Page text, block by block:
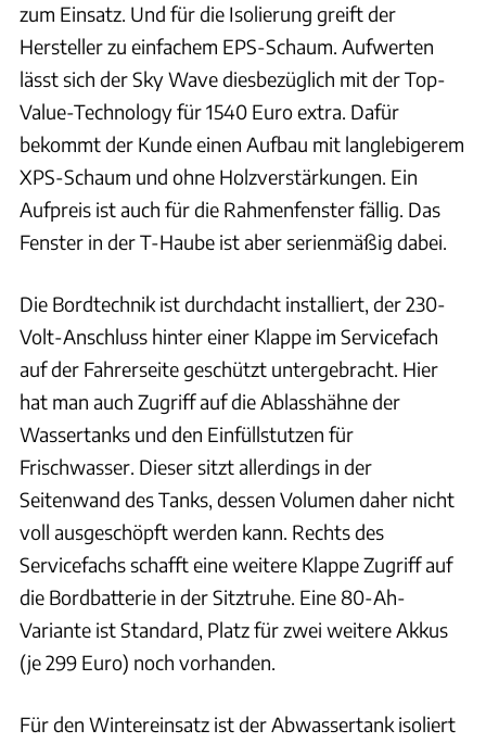
zum Einsatz. Und für die Isolierung greift der
Hersteller zu einfachem EPS-Schaum. Aufwerten
lässt sich der Sky Wave diesbezüglich mit der Top-
Value-Technology für 1540 Euro extra. Dafür
bekommt der Kunde einen Aufbau mit langlebigerem
XPS-Schaum und ohne Holzverstärkungen. Ein
Aufpreis ist auch für die Rahmenfenster fällig. Das
Fenster in der T-Haube ist aber serienmäßig dabei.
Die Bordtechnik ist durchdacht installiert, der 230-
Volt-Anschluss hinter einer Klappe im Servicefach
auf der Fahrerseite geschützt untergebracht. Hier
hat man auch Zugriff auf die Ablasshähne der
Wassertanks und den Einfüllstutzen für
Frischwasser. Dieser sitzt allerdings in der
Seitenwand des Tanks, dessen Volumen daher nicht
voll ausgeschöpft werden kann. Rechts des
Servicefachs schafft eine weitere Klappe Zugriff auf
die Bordbatterie in der Sitztruhe. Eine 80-Ah-
Variante ist Standard, Platz für zwei weitere Akkus
(je 299 Euro) noch vorhanden.
Für den Wintereinsatz ist der Abwassertank isoliert